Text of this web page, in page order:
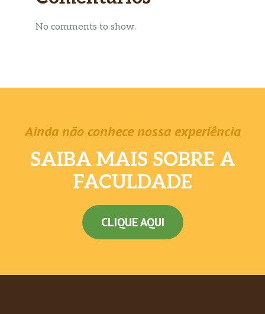
No comments to show.
Ainda não conhece nossa experiência
SAIBA MAIS SOBRE A
FACULDADE
CLIQUE AQUI